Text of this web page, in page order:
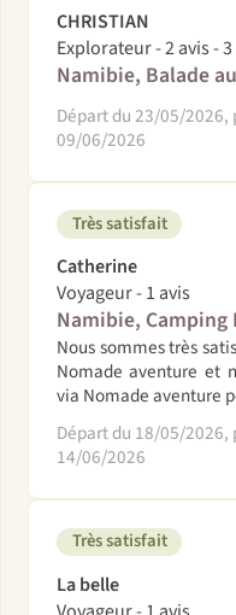
CHRISTIAN
Explorateur - 2 avis -
Namibie, Balade
Départ du 23/05/2026,
09/06/2026
Très satisfait
Catherine
Voyageur - 1 avis
Namibie,
Nous sommes très
Nomade aventure et
via Nomade aventure
Départ du 18/05/2026,
14/06/2026
Très satisfait
La belle